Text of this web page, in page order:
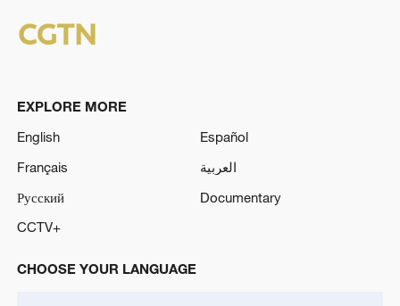
EXPLORE MORE
English
Español
Français
العربية
Русский
Documentary
CCTV+
CHOOSE YOUR LANGUAGE